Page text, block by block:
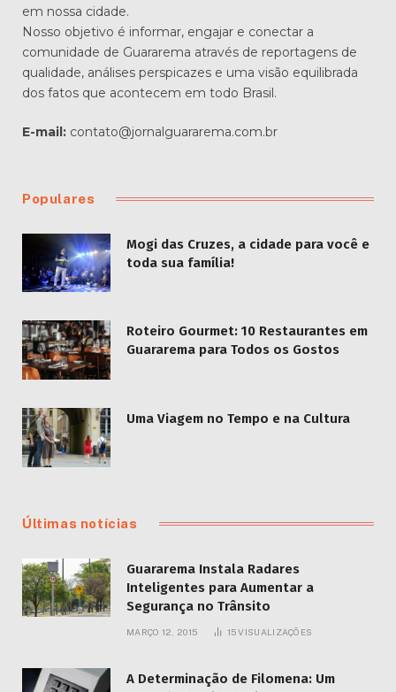
em nossa cidade.
Nosso objetivo é informar, engajar e conectar a
comunidade de Guararema através de reportagens de
qualidade, análises perspicazes e uma visão equilibrada
dos fatos que acontecem em todo Brasil.
E-mail: contato@jornalguararema.com.br
Populares
Mogi das Cruzes, a cidade para você e
toda sua família!
Roteiro Gourmet: 10 Restaurantes em
Guararema para Todos os Gostos
Uma Viagem no Tempo e na Cultura
Últimas notícias
Guararema Instala Radares
Inteligentes para Aumentar a
Segurança no Trânsito
MARÇO 12, 2015 15VISUALIZAÇÕES
A Determinação de Filomena: Um